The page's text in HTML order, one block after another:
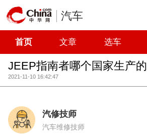
汽车
首页 文章 选车
JEEP指南者哪个国家生产的
2021-11-10 16:42:47
汽修技师
汽车维修技师